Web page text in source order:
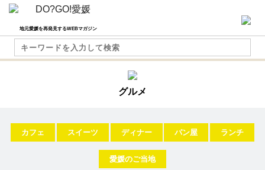
地元愛媛を再発見するWEBマガジン
グルメ
カフェ スイーツ ディナー パン屋 ランチ
愛媛のご当地